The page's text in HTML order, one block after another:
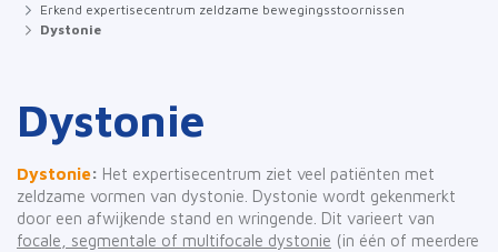
Erkend expertisecentrum zeldzame bewegingsstoornissen
Dystonie
Dystonie
Dystonie: Het expertisecentrum ziet veel patiënten met
zeldzame vormen van dystonie. Dystonie wordt gekenmerkt
door een afwijkende stand en wringende. Dit varieert van
focale, segmentale of multifocale dystonie (in één of meerdere